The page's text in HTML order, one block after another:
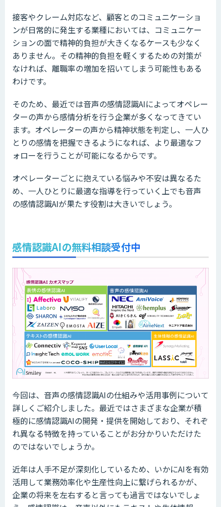
接客やクレーム対応など、顧客とのコミュニケーショ
ンが日常的に発生する業種においては、コミュニケー
ションの面で精神的負担が大きくなるケースも少なく
ありません。その精神的負担を軽くするための対策が
なければ、離職率の増加を招いてしまう可能性もある
わけです。
そのため、最近では音声の感情認識AIによってオペレー
ターの声から感情分析を行う企業が多くなってきてい
ます。オペレーターの声から精神状態を判定し、一人ひ
とりの感情を把握できるようになれば、より最適なフ
ォローを行うことが可能になるからです。
オペレーターごとに抱えている悩みや不安は異なるた
め、一人ひとりに最適な指導を行っていく上でも音声
の感情認識AIが果たす役割は大きいでしょう。
感情認識AIの無料相談受付中
今回は、音声の感情認識AIの仕組みや活用事例について
詳しくご紹介しました。最近ではさまざまな企業が積
極的に感情認識AIの開発・提供を開始しており、それぞ
れ異なる特徴を持っていることがお分かりいただけた
のではないでしょうか。
近年は人手不足が深刻化しているため、いかにAIを有効
活用して業務効率化や生産性向上に繋げられるかが、
企業の将来を左右すると言っても過言ではないでしょ